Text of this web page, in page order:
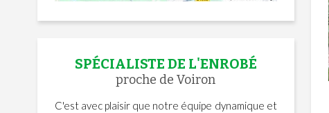
SPÉCIALISTE DE L'ENROBÉ
proche de Voiron
C'est avec plaisir que notre équipe dynamique et